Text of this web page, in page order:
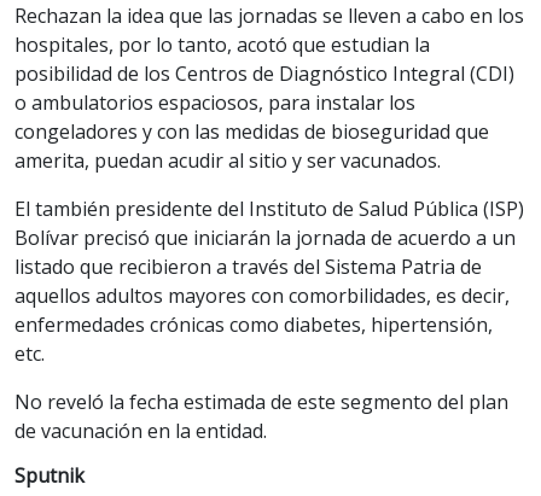
Rechazan la idea que las jornadas se lleven a cabo en los
hospitales, por lo tanto, acotó que estudian la
posibilidad de los Centros de Diagnóstico Integral (CDI)
o ambulatorios espaciosos, para instalar los
congeladores y con las medidas de bioseguridad que
amerita, puedan acudir al sitio y ser vacunados.
El también presidente del Instituto de Salud Pública (ISP)
Bolívar precisó que iniciarán la jornada de acuerdo a un
listado que recibieron a través del Sistema Patria de
aquellos adultos mayores con comorbilidades, es decir,
enfermedades crónicas como diabetes, hipertensión,
etc.
No reveló la fecha estimada de este segmento del plan
de vacunación en la entidad.
Sputnik